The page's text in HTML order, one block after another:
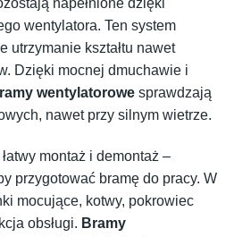
napełnione dzięki
wentylatora. Ten system
utrzymanie kształtu nawet
Dzięki mocnej dmuchawie i
wentylatorowe sprawdzają
nawet przy silnym wietrze.
montaż i demontaż –
przygotować bramę do pracy. W
mocujące, kotwy, pokrowiec
obsługi. Bramy